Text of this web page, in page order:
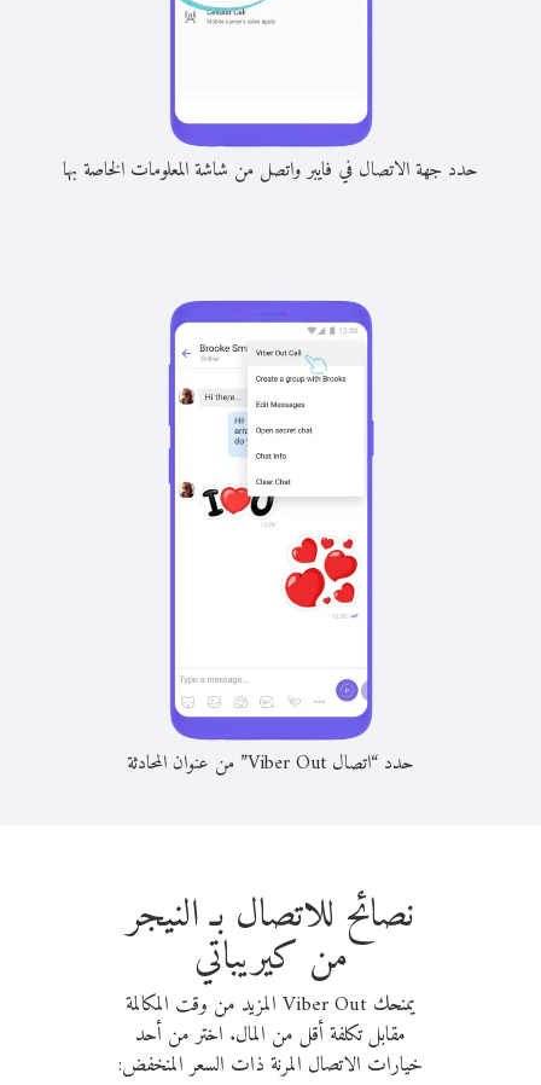
حدد جهة الاتصال في فايبر واتصل من شاشة المعلومات الخاصة بها
حدد “اتصال Viber Out” من عنوان المحادثة
نصائح للاتصال بـ النيجر
من كيريباتي
يمنحك Viber Out المزيد من وقت المكالمة
مقابل تكلفة أقل من المال. اختر من أحد
خيارات الاتصال المرنة ذات السعر المنخفض: